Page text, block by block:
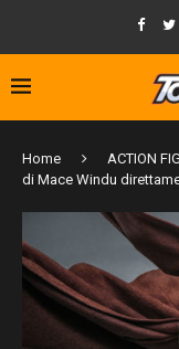
Home ACTION
di Mace Windu